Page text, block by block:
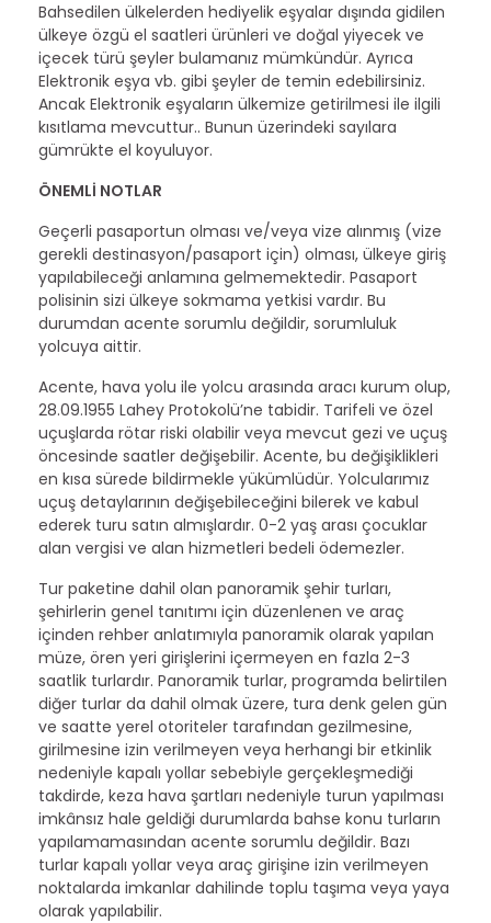
Bahsedilen ülkelerden hediyelik eşyalar dışında gidilen
ülkeye özgü el saatleri ürünleri ve doğal yiyecek ve
içecek türü şeyler bulamanız mümkündür. Ayrıca
Elektronik eşya vb. gibi şeyler de temin edebilirsiniz.
Ancak Elektronik eşyaların ülkemize getirilmesi ile ilgili
kısıtlama mevcuttur.. Bunun üzerindeki sayılara
gümrükte el koyuluyor.
ÖNEMLİ NOTLAR
Geçerli pasaportun olması ve/veya vize alınmış (vize
gerekli destinasyon/pasaport için) olması, ülkeye giriş
yapılabileceği anlamına gelmemektedir. Pasaport
polisinin sizi ülkeye sokmama yetkisi vardır. Bu
durumdan acente sorumlu değildir, sorumluluk
yolcuya aittir.
Acente, hava yolu ile yolcu arasında aracı kurum olup,
28.09.1955 Lahey Protokolü’ne tabidir. Tarifeli ve özel
uçuşlarda rötar riski olabilir veya mevcut gezi ve uçuş
öncesinde saatler değişebilir. Acente, bu değişiklikleri
en kısa sürede bildirmekle yükümlüdür. Yolcularımız
uçuş detaylarının değişebileceğini bilerek ve kabul
ederek turu satın almışlardır. 0-2 yaş arası çocuklar
alan vergisi ve alan hizmetleri bedeli ödemezler.
Tur paketine dahil olan panoramik şehir turları,
şehirlerin genel tanıtımı için düzenlenen ve araç
içinden rehber anlatımıyla panoramik olarak yapılan
müze, ören yeri girişlerini içermeyen en fazla 2-3
saatlik turlardır. Panoramik turlar, programda belirtilen
diğer turlar da dahil olmak üzere, tura denk gelen gün
ve saatte yerel otoriteler tarafından gezilmesine,
girilmesine izin verilmeyen veya herhangi bir etkinlik
nedeniyle kapalı yollar sebebiyle gerçekleşmediği
takdirde, keza hava şartları nedeniyle turun yapılması
imkânsız hale geldiği durumlarda bahse konu turların
yapılamamasından acente sorumlu değildir. Bazı
turlar kapalı yollar veya araç girişine izin verilmeyen
noktalarda imkanlar dahilinde toplu taşıma veya yaya
olarak yapılabilir.